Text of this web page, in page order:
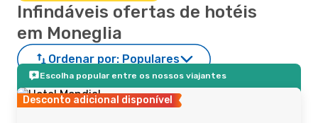
Infindáveis ofertas de hotéis
em Moneglia
Ordenar por: Populares
Escolha popular entre os nossos viajantes
Desconto adicional disponível